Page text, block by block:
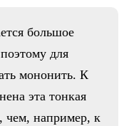
большое
для
мононить. К
эта тонкая
чем, например, к